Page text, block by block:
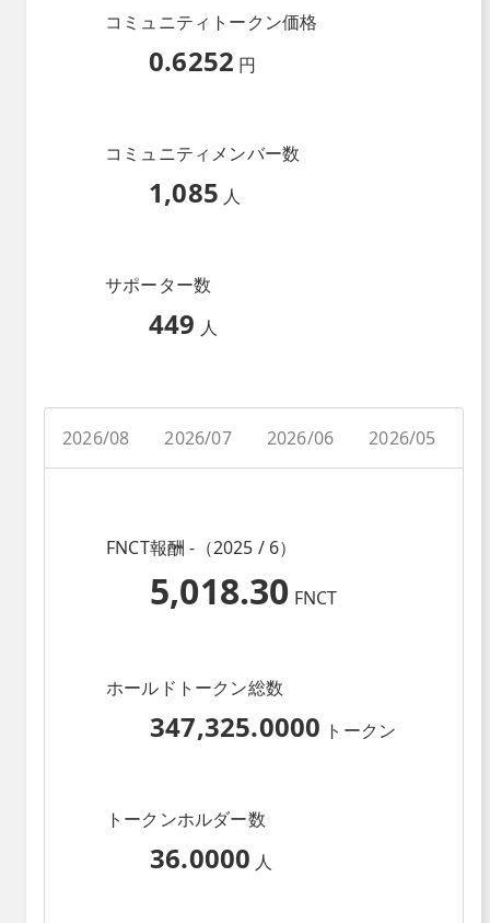
コミュニティトークン価格
0.6252 円
コミュニティメンバー数
1,085 人
サポーター数
449 人
2026/08 2026/07 2026/06 2026/05
FNCT報酬 -（2025 / 6）
5,018.30 FNCT
ホールドトークン総数
347,325.0000 トークン
トークンホルダー数
36.0000 人